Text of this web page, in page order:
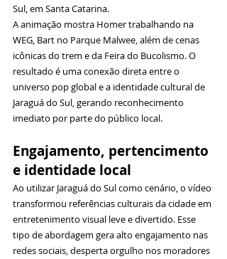
Sul, em Santa Catarina.
A animação mostra Homer trabalhando na
WEG, Bart no Parque Malwee, além de cenas
icônicas do trem e da Feira do Bucolismo. O
resultado é uma conexão direta entre o
universo pop global e a identidade cultural de
Jaraguá do Sul, gerando reconhecimento
imediato por parte do público local.
Engajamento, pertencimento
e identidade local
Ao utilizar Jaraguá do Sul como cenário, o vídeo
transformou referências culturais da cidade em
entretenimento visual leve e divertido. Esse
tipo de abordagem gera alto engajamento nas
redes sociais, desperta orgulho nos moradores